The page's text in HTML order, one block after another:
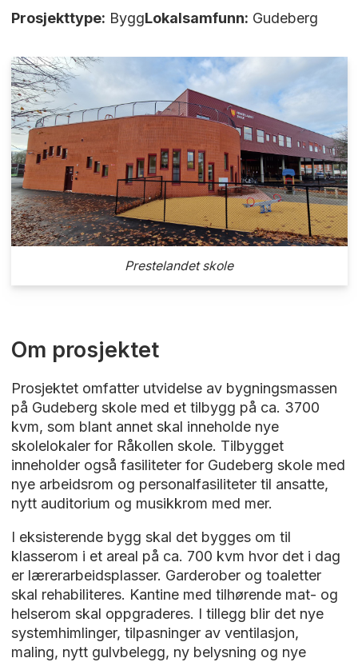
Prosjekttype: ByggLokalsamfunn: Gudeberg
Prestelandet skole
Om prosjektet
Prosjektet omfatter utvidelse av bygningsmassen
på Gudeberg skole med et tilbygg på ca. 3700
kvm, som blant annet skal inneholde nye
skolelokaler for Råkollen skole. Tilbygget
inneholder også fasiliteter for Gudeberg skole med
nye arbeidsrom og personalfasiliteter til ansatte,
nytt auditorium og musikkrom med mer.
I eksisterende bygg skal det bygges om til
klasserom i et areal på ca. 700 kvm hvor det i dag
er lærerarbeidsplasser. Garderober og toaletter
skal rehabiliteres. Kantine med tilhørende mat- og
helserom skal oppgraderes. I tillegg blir det nye
systemhimlinger, tilpasninger av ventilasjon,
maling, nytt gulvbelegg, ny belysning og nye